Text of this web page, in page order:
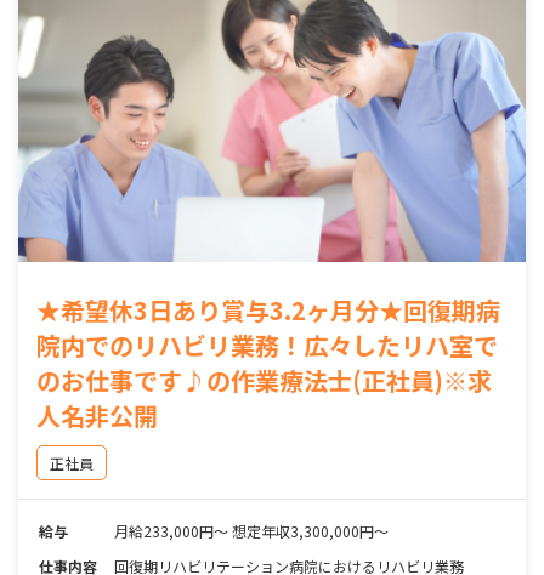
★希望休3日あり賞与3.2ヶ月分★回復期病
院内でのリハビリ業務！広々したリハ室で
のお仕事です♪の作業療法士(正社員)※求
人名非公開
正社員
給与
月給233,000円～ 想定年収3,300,000円～
仕事内容
回復期リハビリテーション病院におけるリハビリ業務